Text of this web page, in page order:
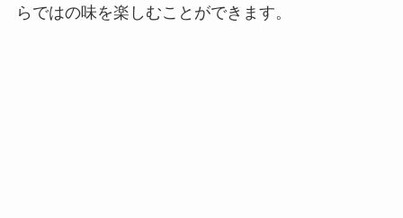
らではの味を楽しむことができます。